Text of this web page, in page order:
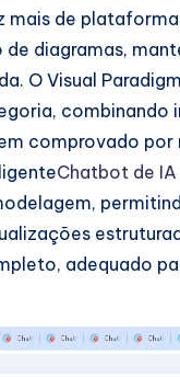
mais de
diagramas,
O Visual
comprovado por
Chatbot de IA
adequado